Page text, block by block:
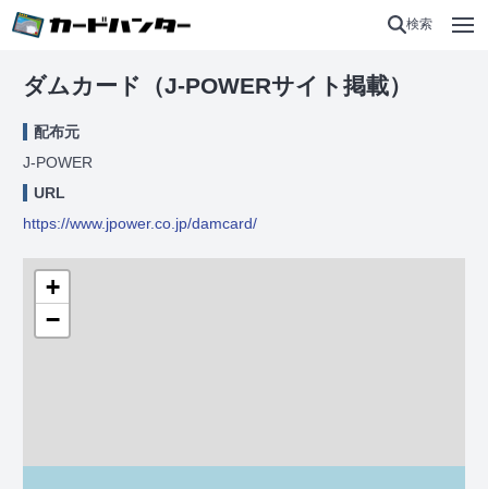
検索
ダムカード（J-POWERサイト掲載）
配布元
J-POWER
URL
https://www.jpower.co.jp/damcard/
+
−